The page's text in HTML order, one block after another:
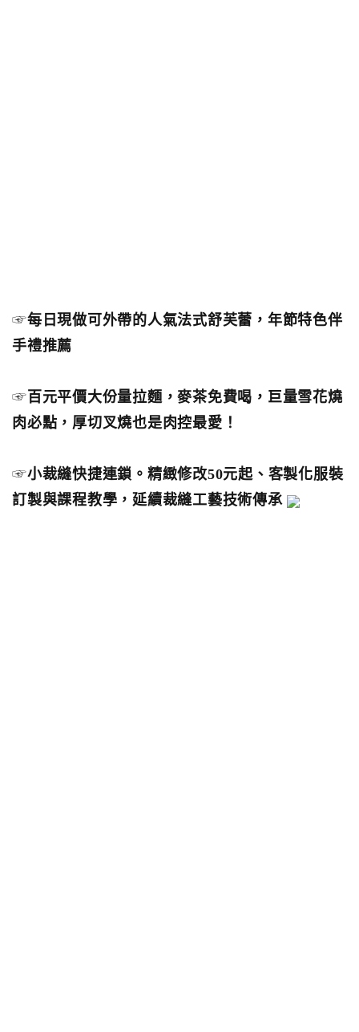
☞每日現做可外帶的人氣法式舒芙蕾，年節特色伴
手禮推薦
☞ 百元平價大份量拉麵，麥茶免費喝，巨量雪花燒
肉必點，厚切叉燒也是肉控最愛！
☞小裁縫快捷連鎖。精緻修改50元起、客製化服裝
訂製與課程教學，延續裁縫工藝技術傳承